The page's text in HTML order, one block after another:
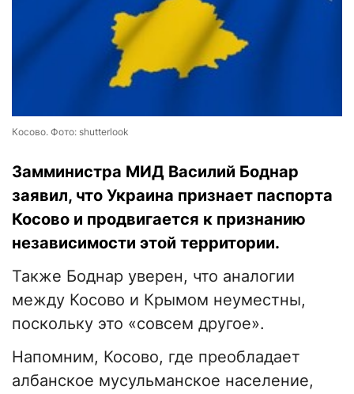
Косово. Фото: shutterlook
Замминистра МИД Василий Боднар
заявил, что Украина признает паспорта
Косово и продвигается к признанию
независимости этой территории.
Также Боднар уверен, что аналогии
между Косово и Крымом неуместны,
поскольку это «совсем другое».
Напомним, Косово, где преобладает
албанское мусульманское население,